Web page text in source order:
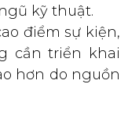
kỹ thuật.
điểm sự kiện,
cần triển khai
hơn do nguồn